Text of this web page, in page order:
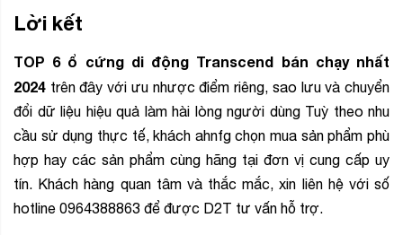
Lời kết
TOP 6 ổ cứng di động Transcend bán chạy nhất
2024 trên đây với ưu nhược điểm riêng, sao lưu và chuyển
đổi dữ liệu hiệu quả làm hài lòng người dùng Tuỳ theo nhu
cầu sử dụng thực tế, khách ahnfg chọn mua sản phẩm phù
hợp hay các sản phẩm cùng hãng tại đơn vị cung cấp uy
tín. Khách hàng quan tâm và thắc mắc, xin liên hệ với số
hotline 0964388863 để được D2T tư vấn hỗ trợ.